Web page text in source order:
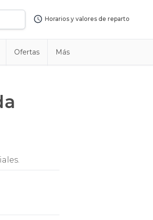
Horarios y valores de reparto
Ofertas Más